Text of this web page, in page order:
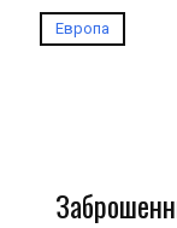
Европа